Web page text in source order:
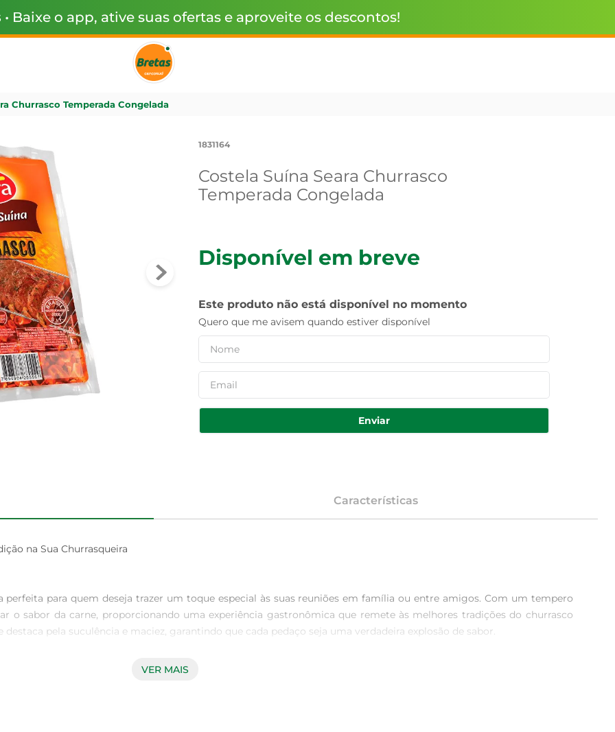
• Baixe o app, ative suas ofertas e aproveite os descontos!
Churrasco Temperada Congelada
1831164
Costela Suína Seara Churrasco
Temperada Congelada
Disponível em breve
Este produto não está disponível no momento
Quero que me avisem quando estiver disponível
Enviar
Características
na Sua Churrasqueira
perfeita para quem deseja trazer um toque especial às suas reuniões em família ou entre amigos. Com um tempero
o sabor da carne, proporcionando uma experiência gastronômica que remete às melhores tradições do churrasco
pela suculência e maciez, garantindo que cada pedaço seja uma verdadeira explosão de sabor.
VER MAIS